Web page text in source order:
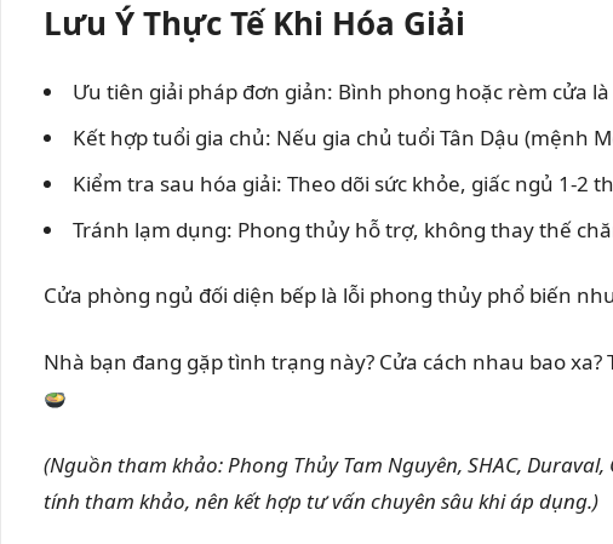
Lưu Ý Thực Tế Khi Hóa Giải
Ưu tiên giải pháp đơn giản: Bình phong hoặc rèm cửa
Kết hợp tuổi gia chủ: Nếu gia chủ tuổi Tân Dậu (mệnh
Kiểm tra sau hóa giải: Theo dõi sức khỏe, giấc ngủ 1-2
Tránh lạm dụng: Phong thủy hỗ trợ, không thay thế
Cửa phòng ngủ đối diện bếp là lỗi phong thủy phổ biến
Nhà bạn đang gặp tình trạng này? Cửa cách nhau bao
(Nguồn tham khảo: Phong Thủy Tam Nguyên, SHAC,
tính tham khảo, nên kết hợp tư vấn chuyên sâu khi áp dụng.)